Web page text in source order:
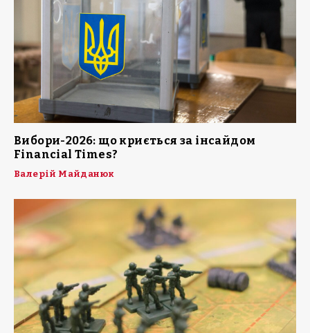
Вибори-2026: що криється за інсайдом
Financial Times?
Валерій Майданюк